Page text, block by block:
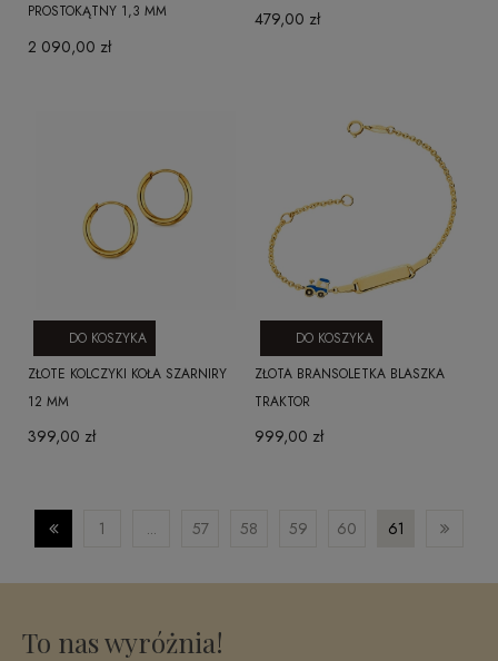
PROSTOKĄTNY 1,3 MM
2 090,00 zł
479,00 zł
ZŁOTE KOLCZYKI KOŁA SZARNIRY
12 MM
399,00 zł
DO KOSZYKA
ZŁOTA BRANSOLETKA BLASZKA
TRAKTOR
999,00 zł
DO KOSZYKA
1 ... 57 58 59 60 61
To nas wyróżnia!